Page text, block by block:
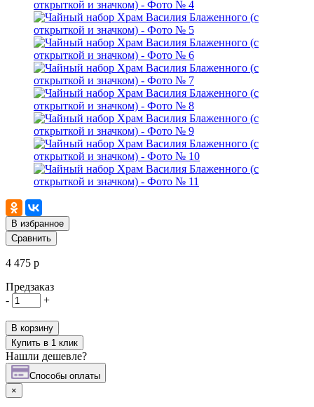
В избранное
Сравнить
4 475 р
Предзаказ
-
+
В корзину
Купить в 1 клик
Нашли дешевле?
Cпособы оплаты
×